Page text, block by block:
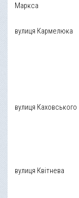
Маркса
вулиця Кармелюка
вулиця Каховського
вулиця Квітнева